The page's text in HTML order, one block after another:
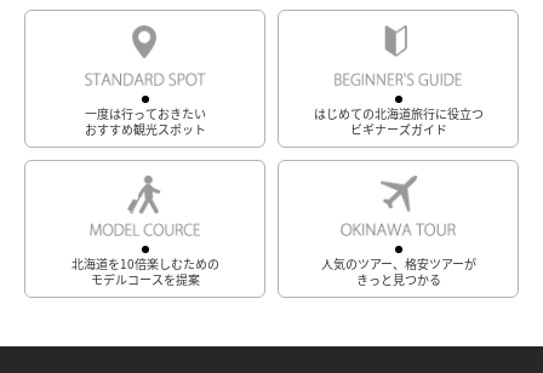
一度は行っておきたい
おすすめ観光スポット
はじめての北海道旅行に役立つ
ビギナーズガイド
北海道を10倍楽しむための
モデルコースを提案
人気のツアー、格安ツアーが
きっと見つかる